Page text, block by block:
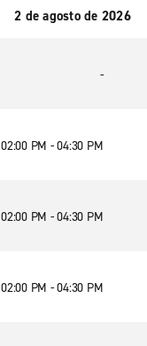
2 de agosto de 2026
-
02:00 PM - 04:30 PM
02:00 PM - 04:30 PM
02:00 PM - 04:30 PM